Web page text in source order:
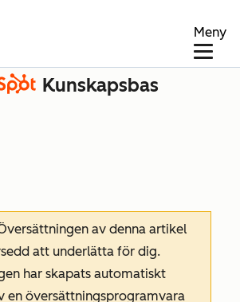
Meny
Kunskapsbas
av denna artikel
att underlätta för dig.
har skapats automatiskt
en översättningsprogramvara